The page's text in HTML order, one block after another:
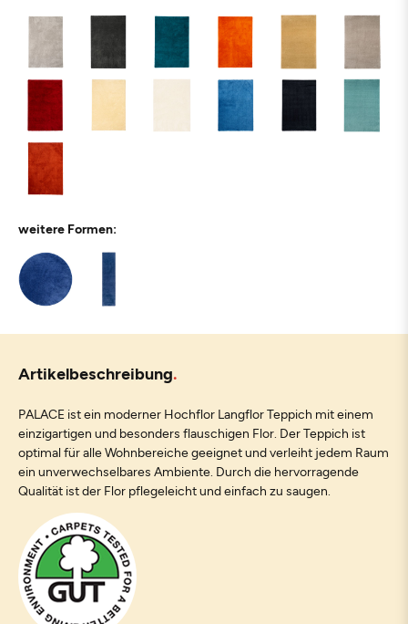
weitere Formen:
Artikelbeschreibung
PALACE ist ein moderner Hochflor Langflor Teppich mit einem
einzigartigen und besonders flauschigen Flor. Der Teppich ist
optimal für alle Wohnbereiche geeignet und verleiht jedem Raum
ein unverwechselbares Ambiente. Durch die hervorragende
Qualität ist der Flor pflegeleicht und einfach zu saugen.